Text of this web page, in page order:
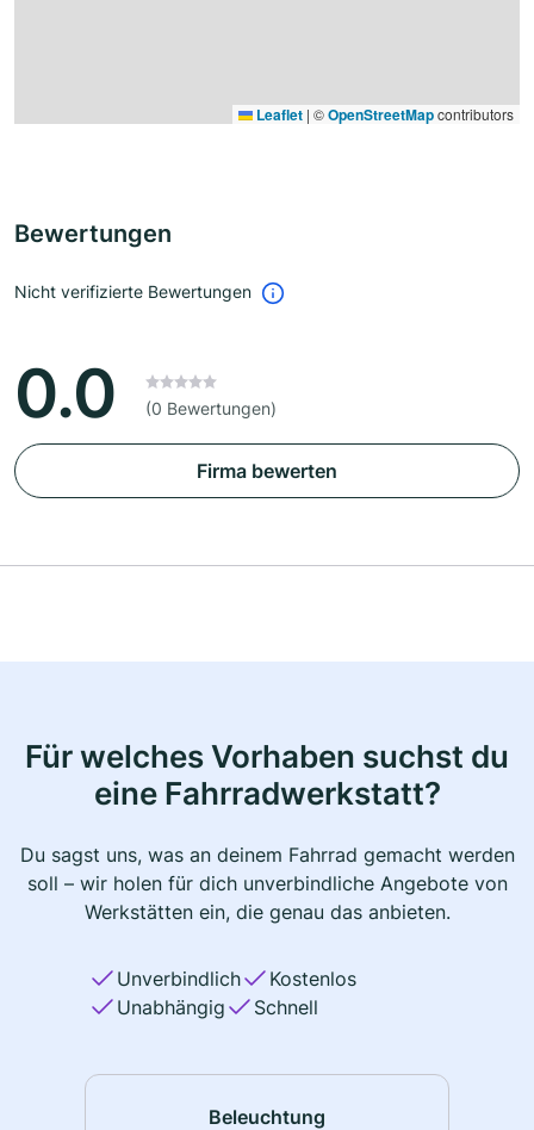
Leaflet | ©OpenStreetMapcontributors
Bewertungen
Nicht verifizierte Bewertungen
0.0 (0 Bewertungen)
Firma bewerten
Für welches Vorhaben suchst du
eine Fahrradwerkstatt?
Du sagst uns, was an deinem Fahrrad gemacht werden
soll – wir holen für dich unverbindliche Angebote von
Werkstätten ein, die genau das anbieten.
Unverbindlich
Kostenlos
Unabhängig
Schnell
Beleuchtung